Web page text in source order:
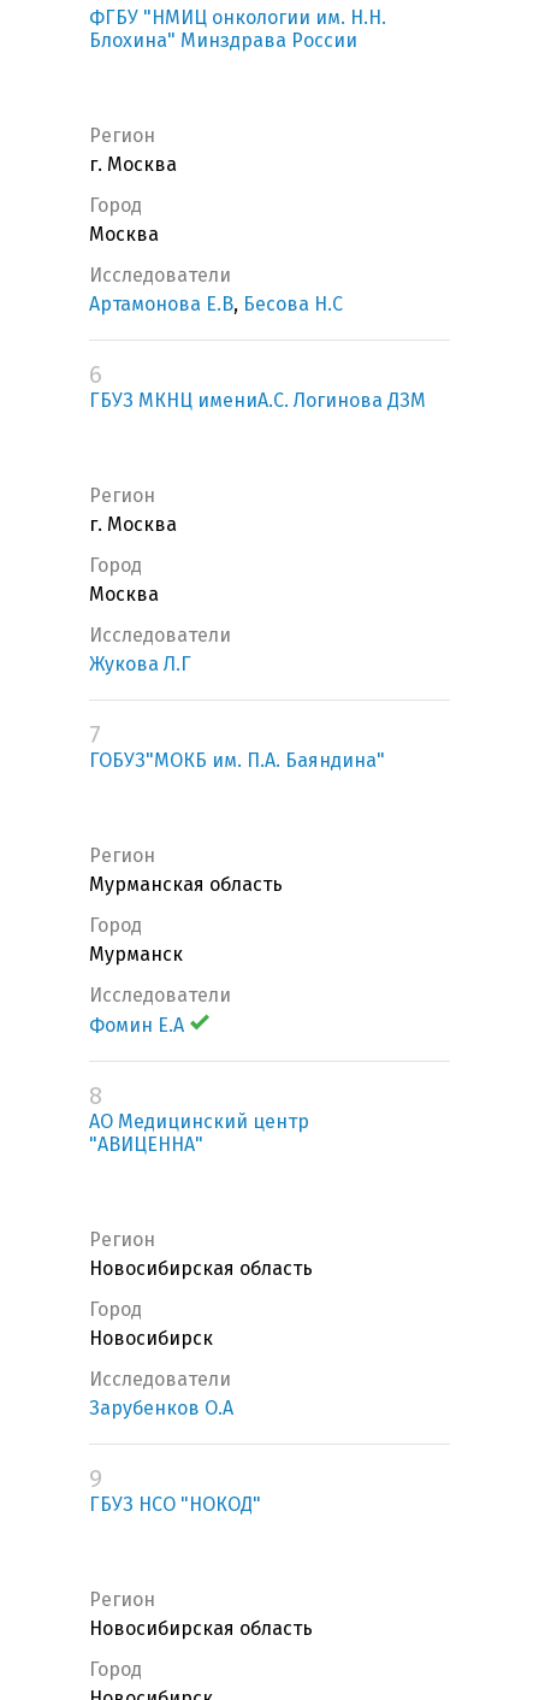
ФГБУ "НМИЦ онкологии им. Н.Н.
Блохина" Минздрава России
Регион
г. Москва
Город
Москва
Исследователи
Артамонова Е.В, Бесова Н.С
6
ГБУЗ МКНЦ имениА.С. Логинова ДЗМ
Регион
г. Москва
Город
Москва
Исследователи
Жукова Л.Г
7
ГОБУЗ"МОКБ им. П.А. Баяндина"
Регион
Мурманская область
Город
Мурманск
Исследователи
Фомин Е.А
8
АО Медицинский центр
"АВИЦЕННА"
Регион
Новосибирская область
Город
Новосибирск
Исследователи
Зарубенков О.А
9
ГБУЗ НСО "НОКОД"
Регион
Новосибирская область
Город